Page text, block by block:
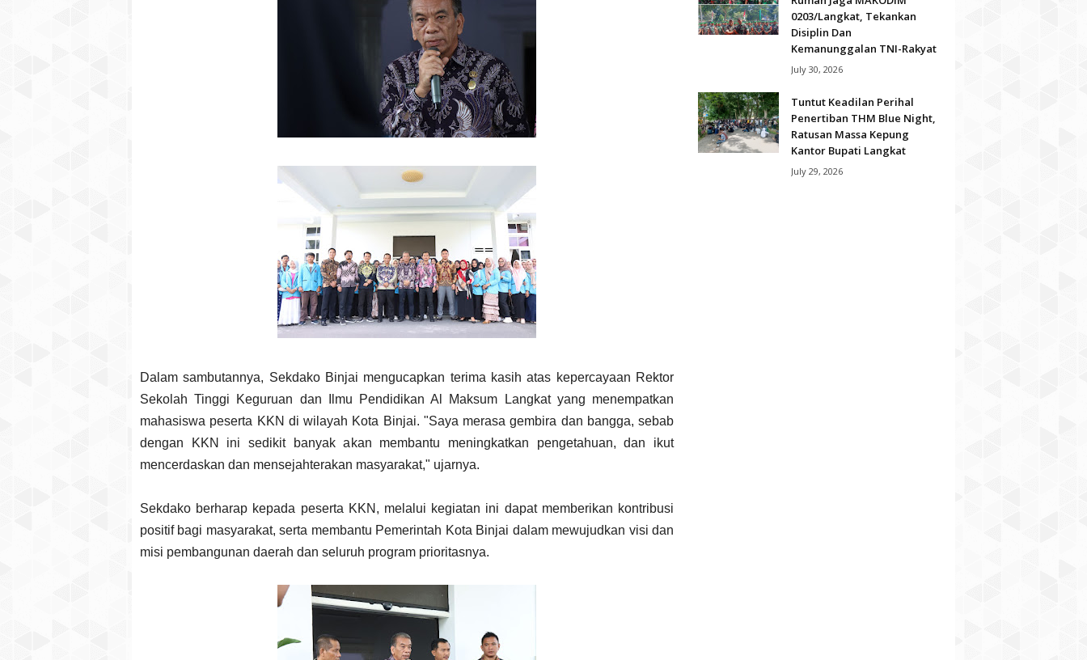
Dalam sambutannya, Sekdako Binjai mengucapkan terima kasih atas kepercayaan Rektor
Sekolah Tinggi Keguruan dan Ilmu Pendidikan Al Maksum Langkat yang menempatkan
mahasiswa peserta KKN di wilayah Kota Binjai. "Saya merasa gembira dan bangga, sebab
dengan KKN ini sedikit banyak akan membantu meningkatkan pengetahuan, dan ikut
mencerdaskan dan mensejahterakan masyarakat," ujarnya.
Sekdako berharap kepada peserta KKN, melalui kegiatan ini dapat memberikan kontribusi
positif bagi masyarakat, serta membantu Pemerintah Kota Binjai dalam mewujudkan visi dan
misi pembangunan daerah dan seluruh program prioritasnya.
0203/Langkat, Tekankan
Disiplin Dan
Kemanunggalan TNI-Rakyat
July 30, 2026
Tuntut Keadilan Perihal
Penertiban THM Blue Night,
Ratusan Massa Kepung
Kantor Bupati Langkat
July 29, 2026